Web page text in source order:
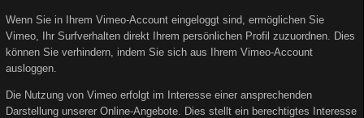
Wenn Sie in Ihrem Vimeo-Account eingeloggt sind, ermöglichen Sie
Vimeo, Ihr Surfverhalten direkt Ihrem persönlichen Profil zuzuordnen. Dies
können Sie verhindern, indem Sie sich aus Ihrem Vimeo-Account
ausloggen.
Die Nutzung von Vimeo erfolgt im Interesse einer ansprechenden
Darstellung unserer Online-Angebote. Dies stellt ein berechtigtes Interesse